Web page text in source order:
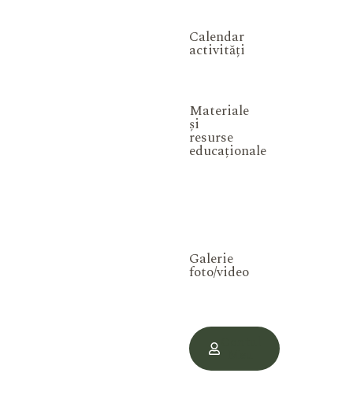
Calendar
activități
Materiale
și
resurse
educaționale
Galerie
foto/video